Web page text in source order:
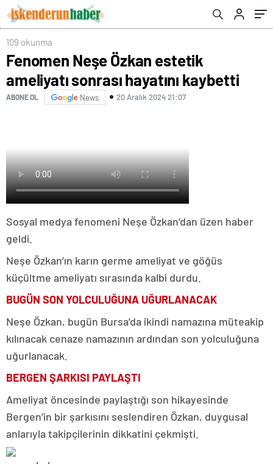
109 okunma
Fenomen Neşe Özkan estetik
ameliyatı sonrası hayatını kaybetti
ABONE OL News 20 Aralık 2024 21:07
Sosyal medya fenomeni Neşe Özkan’dan üzen haber
geldi.
Neşe Özkan’ın karın germe ameliyat ve göğüs
küçültme ameliyatı sırasında kalbi durdu.
BUGÜN SON YOLCULUĞUNA UĞURLANACAK
Neşe Özkan, bugün Bursa’da ikindi namazına müteakip
kılınacak cenaze namazının ardından son yolculuğuna
uğurlanacak.
BERGEN ŞARKISI PAYLAŞTI
Ameliyat öncesinde paylaştığı son hikayesinde
Bergen’in bir şarkısını seslendiren Özkan, duygusal
anlarıyla takipçilerinin dikkatini çekmişti.